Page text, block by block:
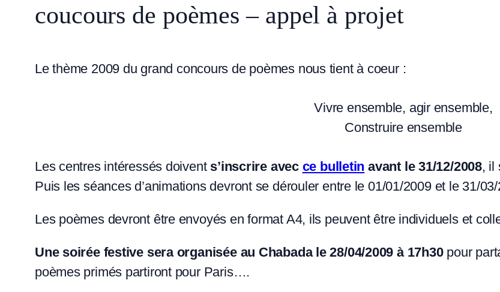
coucours de poèmes – appel à projet
Le thème 2009 du grand concours de poèmes nous tient à coeur :
Vivre ensemble, agir ensemble,
Construire ensemble
Les centres intéressés doivent s’inscrire avec ce bulletin avant le 31/12/2008, il
Puis les séances d’animations devront se dérouler entre le 01/01/2009 et le 31/
Les poèmes devront être envoyés en format A4, ils peuvent être individuels et
Une soirée festive sera organisée au Chabada le 28/04/2009 à 17h30pour
poèmes primés partiront pour Paris….